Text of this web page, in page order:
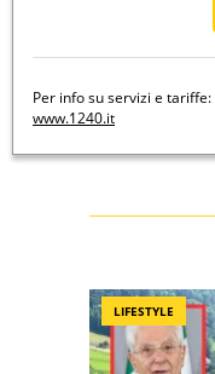
Per info su servizi e tariffe:
www.1240.it
LIFESTYLE